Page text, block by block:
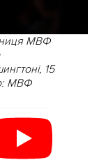
МВФ
15
МВФ